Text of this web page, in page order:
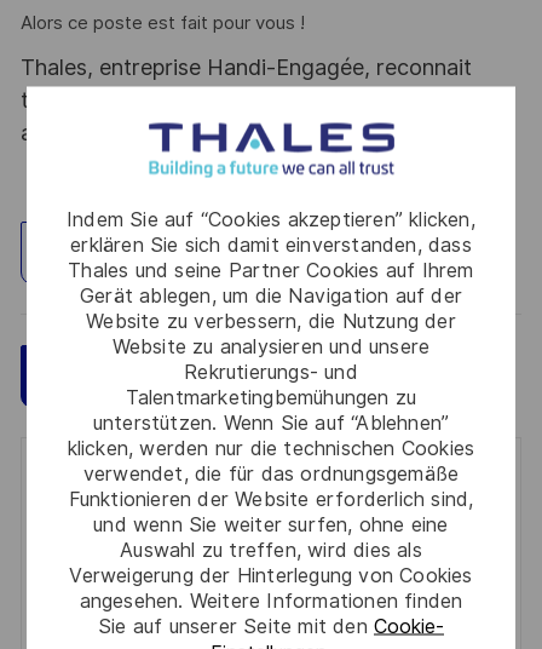
Indem Sie auf “Cookies akzeptieren” klicken,
erklären Sie sich damit einverstanden, dass
Thales und seine Partner Cookies auf Ihrem
Gerät ablegen, um die Navigation auf der
Website zu verbessern, die Nutzung der
Website zu analysieren und unsere
Rekrutierungs- und
Talentmarketingbemühungen zu
unterstützen. Wenn Sie auf “Ablehnen”
klicken, werden nur die technischen Cookies
verwendet, die für das ordnungsgemäße
Funktionieren der Website erforderlich sind,
und wenn Sie weiter surfen, ohne eine
Auswahl zu treffen, wird dies als
Verweigerung der Hinterlegung von Cookies
angesehen. Weitere Informationen finden
Sie auf unserer Seite mit den Cookie-
Alors ce poste est fait pour vous !
Thales, entreprise Handi-Engagée, reconnait
tous les talents. La diversité est notre meilleur
atout. Postulez et rejoignez nous !
Standort erkunden
Jetzt bewerben Speichern
Get notified for similar jobs
You'll receive updates once a week
Enter
Email